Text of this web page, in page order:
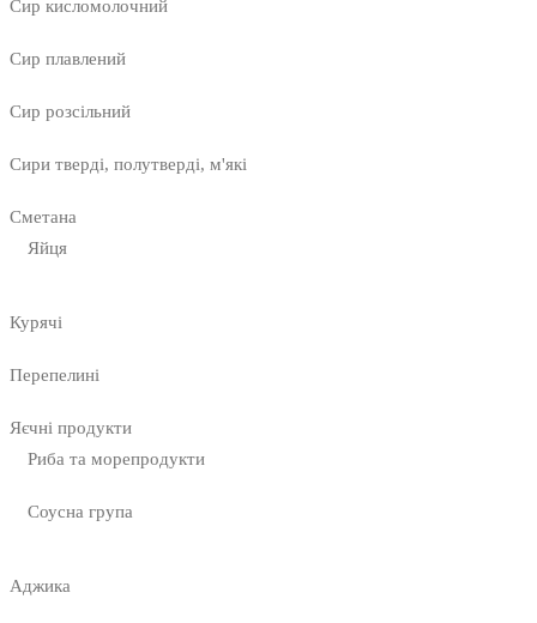
Сир кисломолочний
Сир плавлений
Сир розсільний
Сири тверді, полутверді, м'які
Сметана
Яйця
Курячі
Перепелині
Яєчні продукти
Риба та морепродукти
Соусна група
Аджика